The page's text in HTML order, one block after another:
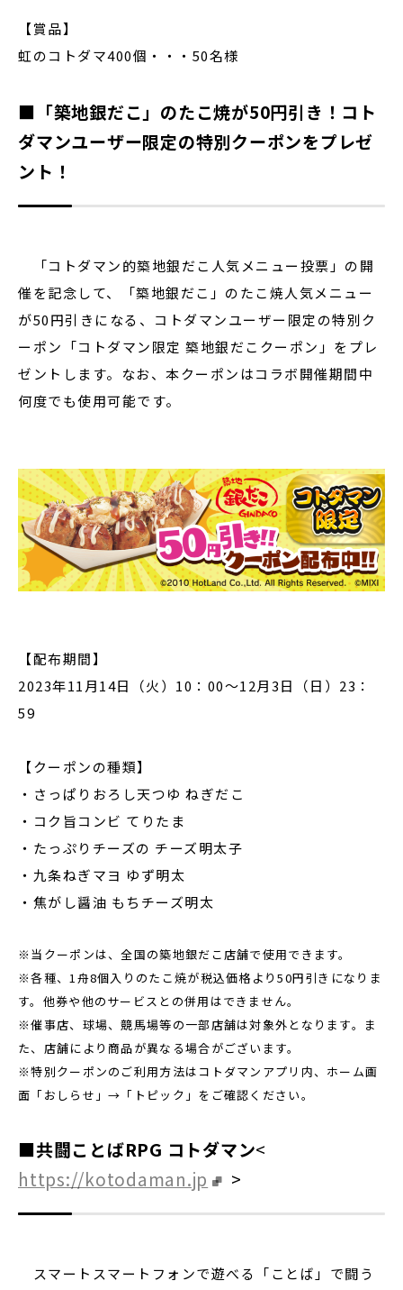
【賞品】
虹のコトダマ400個・・・50名様
■「築地銀だこ」のたこ焼が50円引き！コト
ダマンユーザー限定の特別クーポンをプレゼ
ント！
「コトダマン的築地銀だこ人気メニュー投票」の開
催を記念して、「築地銀だこ」のたこ焼人気メニュー
が50円引きになる、コトダマンユーザー限定の特別ク
ーポン「コトダマン限定 築地銀だこクーポン」をプレ
ゼントします。なお、本クーポンはコラボ開催期間中
何度でも使用可能です。
【配布期間】
2023年11月14日（火）10：00～12月3日（日）23：
59
【クーポンの種類】
・さっぱりおろし天つゆ ねぎだこ
・コク旨コンビ てりたま
・たっぷりチーズの チーズ明太子
・九条ねぎマヨ ゆず明太
・焦がし醤油 もちチーズ明太
※当クーポンは、全国の築地銀だこ店舗で使用できます。
※各種、1舟8個入りのたこ焼が税込価格より50円引きになりま
す。他券や他のサービスとの併用はできません。
※催事店、球場、競馬場等の一部店舗は対象外となります。ま
た、店舗により商品が異なる場合がございます。
※特別クーポンのご利用方法はコトダマンアプリ内、ホーム画
面「おしらせ」→「トピック」をご確認ください。
■共闘ことばRPG コトダマン<
https://kotodaman.jp
>
スマートスマートフォンで遊べる「ことば」で闘う